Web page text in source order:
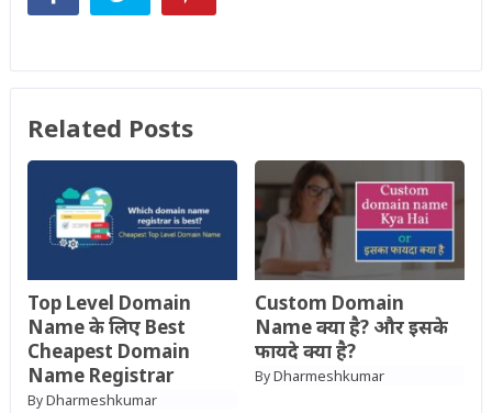
Related Posts
Top Level Domain
Name के लिए Best
Cheapest Domain
Name Registrar
ByDharmeshkumar
Custom Domain
Name क्या है? और इसके
फायदे क्या है?
ByDharmeshkumar